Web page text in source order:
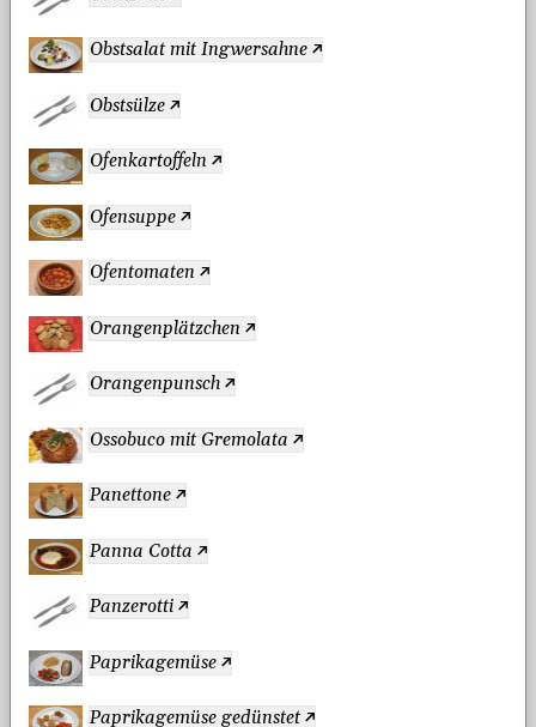
Obstsalat mit Ingwersahne
Obstsülze
Ofenkartoffeln
Ofensuppe
Ofentomaten
Orangenplätzchen
Orangenpunsch
Ossobuco mit Gremolata
Panettone
Panna Cotta
Panzerotti
Paprikagemüse
Paprikagemüse gedünstet